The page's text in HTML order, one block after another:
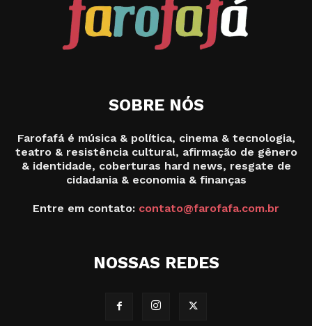
SOBRE NÓS
Farofafá é música & política, cinema & tecnologia,
teatro & resistência cultural, afirmação de gênero
& identidade, coberturas hard news, resgate de
cidadania & economia & finanças
Entre em contato: contato@farofafa.com.br
NOSSAS REDES